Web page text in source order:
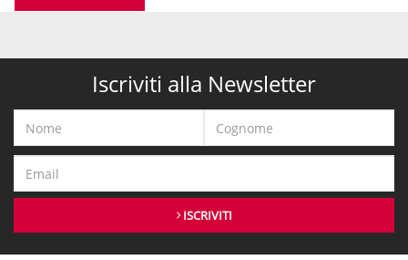
Iscriviti alla Newsletter
ISCRIVITI